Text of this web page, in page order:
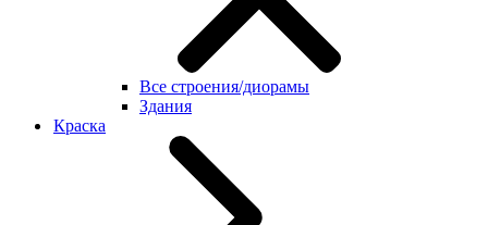
Все строения/диорамы
Здания
Краска